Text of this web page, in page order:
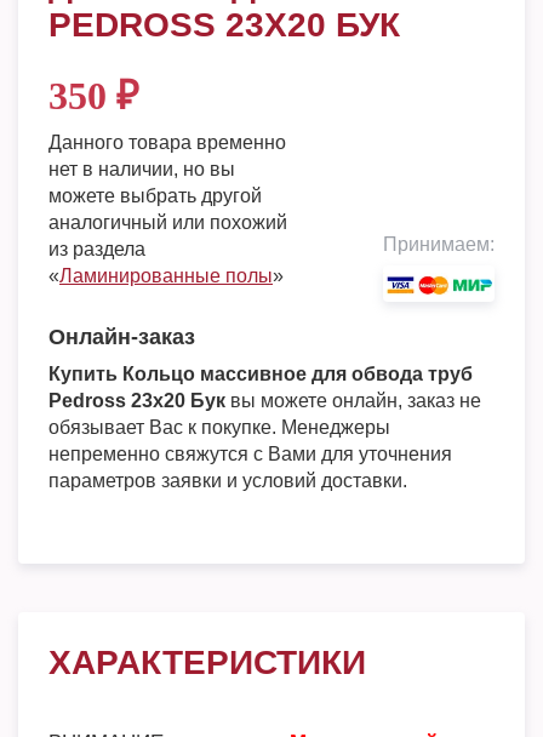
PEDROSS 23Х20 БУК
350 ₽
Данного товара временно
нет в наличии, но вы
можете выбрать другой
аналогичный или похожий
из раздела
«Ламинированные полы»
Принимаем:
Онлайн-заказ
Купить Кольцо массивное для обвода труб
Pedross 23х20 Бук вы можете онлайн, заказ не
обязывает Вас к покупке. Менеджеры
непременно свяжутся с Вами для уточнения
параметров заявки и условий доставки.
ХАРАКТЕРИСТИКИ